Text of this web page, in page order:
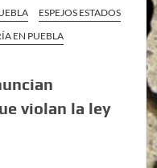
ESPEJOS ESTADOS
EN PUEBLA
violan la ley